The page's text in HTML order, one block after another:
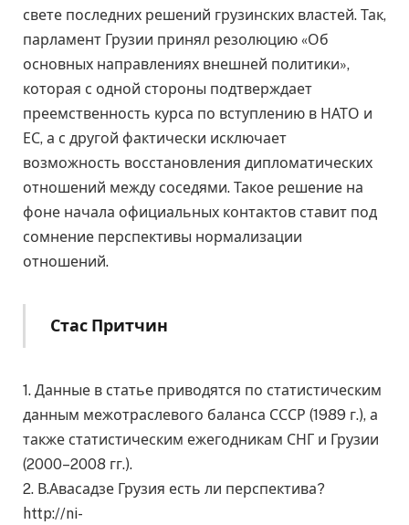
свете последних решений грузинских властей. Так,
парламент Грузии принял резолюцию «Об
основных направлениях внешней политики»,
которая с одной стороны подтверждает
преемственность курса по вступлению в НАТО и
ЕС, а с другой фактически исключает
возможность восстановления дипломатических
отношений между соседями. Такое решение на
фоне начала официальных контактов ставит под
сомнение перспективы нормализации
отношений.
Стас Притчин
1. Данные в статье приводятся по статистическим
данным межотраслевого баланса СССР (1989 г.), а
также статистическим ежегодникам СНГ и Грузии
(2000–2008 гг.).
2. В.Авасадзе Грузия есть ли перспектива?
http://ni-